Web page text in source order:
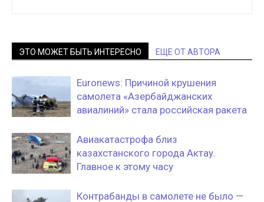
ЭТО МОЖЕТ БЫТЬ ИНТЕРЕСНО ЕЩЕ ОТ АВТОРА
Euronews: Причиной крушения
самолета «Азербайджанских
авиалиний» стала российская ракета
Авиакатастрофа близ
казахстанского города Актау.
Главное к этому часу
Контрабанды в самолете не было —